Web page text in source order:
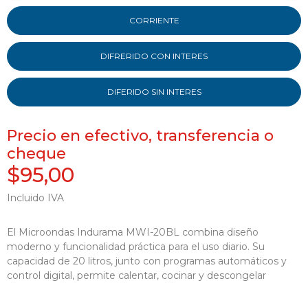
CORRIENTE
DIFRERIDO CON INTERES
DIFERIDO SIN INTERES
Precio en efectivo, transferencia o
cheque
$95,00
Incluido IVA
El Microondas Indurama MWI-20BL combina diseño
moderno y funcionalidad práctica para el uso diario. Su
capacidad de 20 litros, junto con programas automáticos y
control digital, permite calentar, cocinar y descongelar